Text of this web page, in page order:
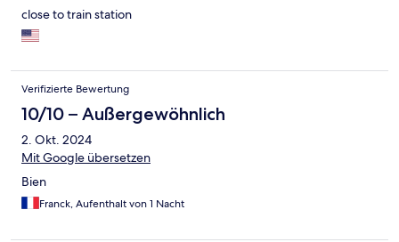
close to train station
Verifizierte Bewertung
10/10 – Außergewöhnlich
2. Okt. 2024
Mit Google übersetzen
Bien
Franck, Aufenthalt von 1 Nacht